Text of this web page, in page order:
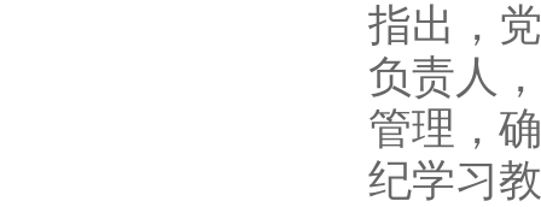
指出，
负责人
管理，
纪学习